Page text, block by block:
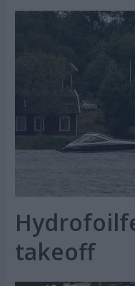
takeoff